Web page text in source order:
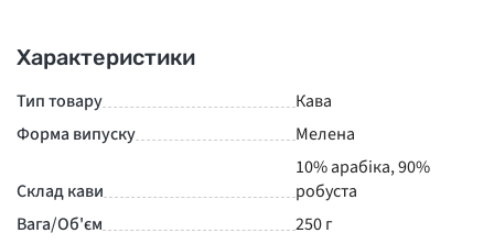
Характеристики
Тип товару
Кава
Форма випуску
Мелена
Склад кави
10% арабіка, 90%
робуста
Вага/Об'єм
250 г